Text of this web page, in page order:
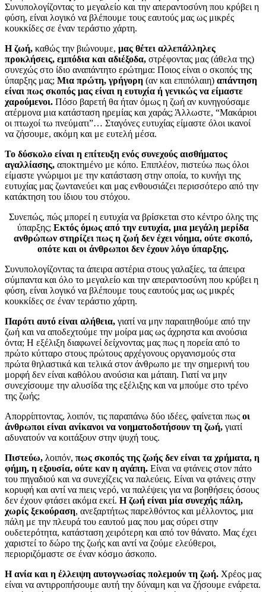
Συνυπολογίζοντας το μεγαλείο και την απεραντοσύνη που κρύβει η
φύση, είναι λογικό να βλέπουμε τους εαυτούς μας ως μικρές
κουκκίδες σε έναν τεράστιο χάρτη.
Η ζωή, καθώς την βιώνουμε, μας θέτει αλλεπάλληλες
προκλήσεις, εμπόδια και αδιέξοδα, στρέφοντας μας (άθελα της)
συνεχώς στο ίδιο αναπάντητο ερώτημα: Ποιος είναι ο σκοπός της
ύπαρξης μας; Μια πρώτη, γρήγορη (αν και επιπόλαιη) απάντηση
είναι πως σκοπός μας είναι η ευτυχία ή γενικώς να είμαστε
χαρούμενοι. Πόσο βαρετή θα ήταν όμως η ζωή αν κυνηγούσαμε
ατέρμονα μια κατάσταση ηρεμίας και χαράς; Άλλωστε, “Μακάριοι
οι πτωχοί τω πνεύματι”… Σταγόνες ευτυχίας είμαστε όλοι ικανοί
να ζήσουμε, ακόμη και με ευτελή μέσα.
Το δύσκολο είναι η επίτευξη ενός συνεχούς αισθήματος
αγαλλίασης, αποκτημένο με κόπο. Επιπλέον, πιστεύω πως όλοι
είμαστε γνώριμοι με την κατάσταση στην οποία, το κυνήγι της
ευτυχίας μας ζωντανεύει και μας ενθουσιάζει περισσότερο από την
κατάκτηση του ίδιου του στόχου.
Συνεπώς, πώς μπορεί η ευτυχία να βρίσκεται στο κέντρο όλης της
ύπαρξης; Εκτός όμως από την ευτυχία, μια μεγάλη μερίδα
ανθρώπων στηρίζει πως η ζωή δεν έχει νόημα, ούτε σκοπό,
οπότε και οι άνθρωποι δεν έχουν λόγο ύπαρξης.
Συνυπολογίζοντας τα άπειρα αστέρια στους γαλαξίες, τα άπειρα
σύμπαντα και όλο το μεγαλείο και την απεραντοσύνη που κρύβει η
φύση, είναι λογικό να βλέπουμε τους εαυτούς μας ως μικρές
κουκκίδες σε έναν τεράστιο χάρτη.
Παρότι αυτό είναι αλήθεια, γιατί να μην παραιτηθούμε από την
ζωή και να αποδεχτούμε την μοίρα μας ως άχρηστα και ανούσια
όντα; Η εξέλιξη διαφωνεί δείχνοντας μας πως η πορεία από το
πρώτο κύτταρο στους πρώτους αρχέγονους οργανισμούς στα
πρώτα θηλαστικά και τελικά στον άνθρωπο με την σημερινή του
μορφή δεν είναι καθόλου ανούσια και μάταιη. Γιατί να μην
συνεχίσουμε την αλυσίδα της εξέλιξης και να μπούμε στο τρένο
της ζωής;
Απορρίπτοντας, λοιπόν, τις παραπάνω δύο ιδέες, φαίνεται πως οι
άνθρωποι είναι ανίκανοι να νοηματοδοτήσουν τη ζωή, γιατί
αδυνατούν να κοιτάξουν στην ψυχή τους.
Πιστεύω, λοιπόν, πως σκοπός της ζωής δεν είναι τα χρήματα, η
φήμη, η εξουσία, ούτε καν η αγάπη. Είναι να φτάνεις στον πάτο
του πηγαδιού και να συνεχίζεις να παλεύεις. Είναι να φτάνεις στην
κορυφή και αντί να πιεις νερό, να παλέψεις για να βοηθήσεις όσους
δεν έχουν φτάσει ακόμα εκεί. Η ζωή είναι μία συνεχής πάλη,
χωρίς ξεκούραση, ανεξαρτήτως παρελθόντος και μέλλοντος, μια
πάλη με την πλευρά του εαυτού μας που μας σύρει στην
ουδετερότητα, κατάσταση χειρότερη και από τον θάνατο. Μας έχει
χαριστεί το δώρο της ζωής και αντί να ζούμε ελεύθεροι,
περιοριζόμαστε σε έναν κόσμο άσκοπο.
Η ανία και η έλλειψη αυτογνωσίας πολεμούν τη ζωή. Χρέος μας
είναι να αντιρροπήσουμε αυτή την δύναμη και να ζήσουμε ενάρετα.